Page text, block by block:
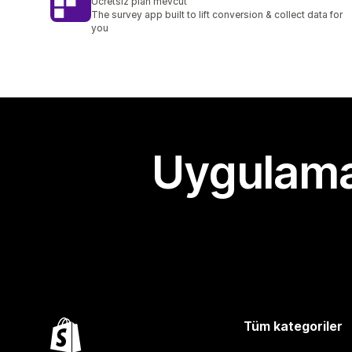
The survey app built to lift conversion & collect data for
you
Tüm kategoriler